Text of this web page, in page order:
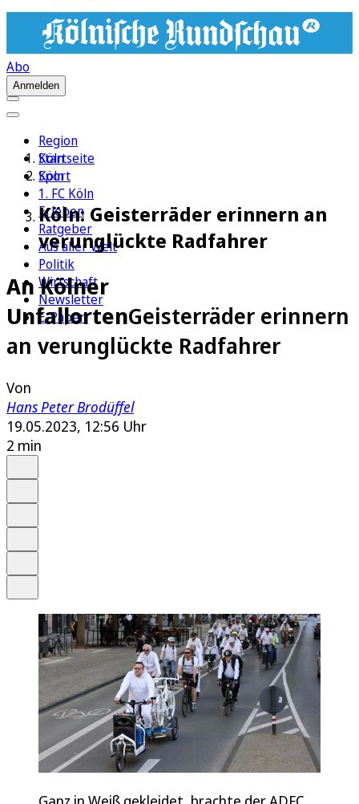
Abo
Anmelden
Region
Köln
Sport
1. FC Köln
Erleben
Ratgeber
Aus aller Welt
Politik
Wirtschaft
Newsletter
E-Paper
Startseite
Köln
Köln: Geisterräder erinnern an
verunglückte Radfahrer
An Kölner
UnfallortenGeisterräder erinnern
an verunglückte Radfahrer
Von
Hans Peter Brodüffel
19.05.2023, 12:56 Uhr
2 min